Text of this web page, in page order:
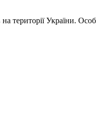
території України.